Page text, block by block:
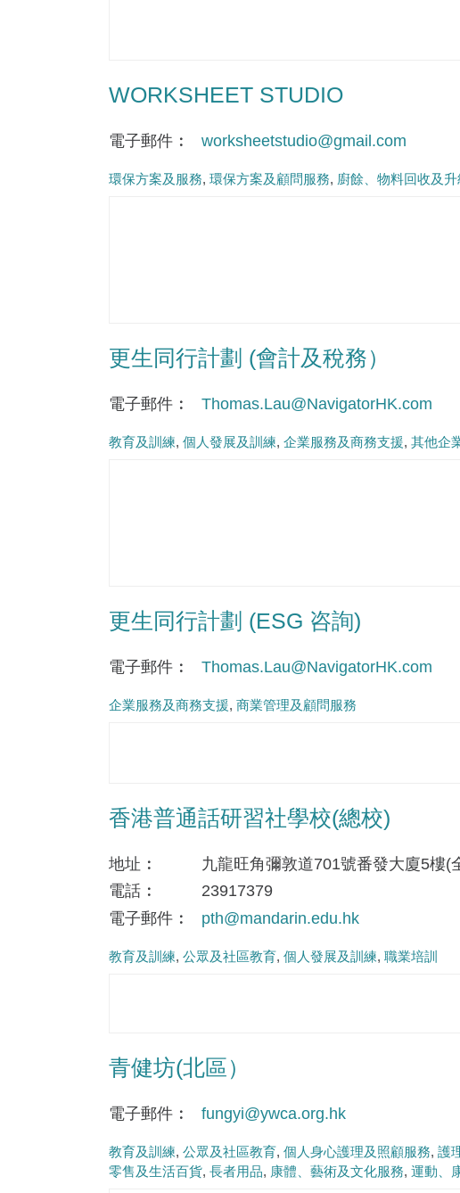
WORKSHEET STUDIO
電子郵件 worksheetstudio@gmail.com
環保方案及服務 環保方案及顧問服務 廚餘、物料回收及
更生同行計劃 (會計及稅務）
電子郵件 Thomas.Lau@NavigatorHK.com
教育及訓練 個人發展及訓練 企業服務及商務支援 其他企
更生同行計劃 (ESG 咨詢)
電子郵件 Thomas.Lau@NavigatorHK.com
企業服務及商務支援 商業管理及顧問服務
香港普通話研習社學校(總校)
地址
九龍旺角彌敦道701號番發大廈5樓(
電話
23917379
電子郵件
pth@mandarin.edu.hk
教育及訓練 公眾及社區教育 個人發展及訓練 職業培訓
青健坊(北區）
電子郵件 fungyi@ywca.org.hk
教育及訓練 公眾及社區教育 個人身心護理及照顧服務 護
零售及生活百貨 長者用品 康體、藝術及文化服務 運動、